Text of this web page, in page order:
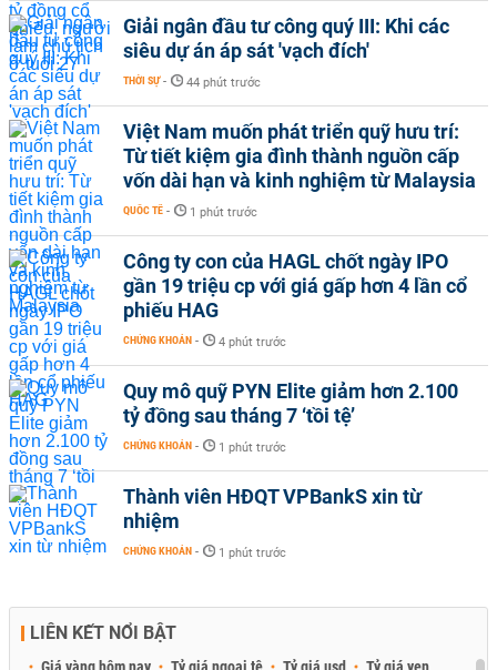
Giải ngân đầu tư công quý III: Khi các
siêu dự án áp sát 'vạch đích'
THỜI SỰ - 44 phút trước
Việt Nam muốn phát triển quỹ hưu trí:
Từ tiết kiệm gia đình thành nguồn cấp
vốn dài hạn và kinh nghiệm từ Malaysia
QUỐC TẾ - 1 phút trước
Công ty con của HAGL chốt ngày IPO
gần 19 triệu cp với giá gấp hơn 4 lần cổ
phiếu HAG
CHỨNG KHOÁN - 4 phút trước
Quy mô quỹ PYN Elite giảm hơn 2.100
tỷ đồng sau tháng 7 ‘tồi tệ’
CHỨNG KHOÁN - 1 phút trước
Thành viên HĐQT VPBankS xin từ
nhiệm
CHỨNG KHOÁN - 1 phút trước
LIÊN KẾT NỔI BẬT